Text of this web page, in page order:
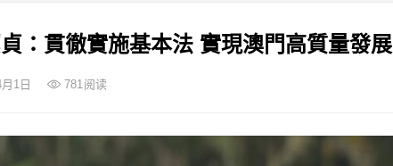
：貫徹實施基本法 實現澳門高質量發展
1日 781阅读